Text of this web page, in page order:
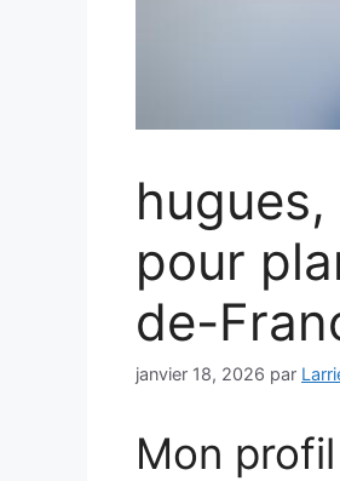
pour
de-
janvier 18, 2026 par
Mon profil